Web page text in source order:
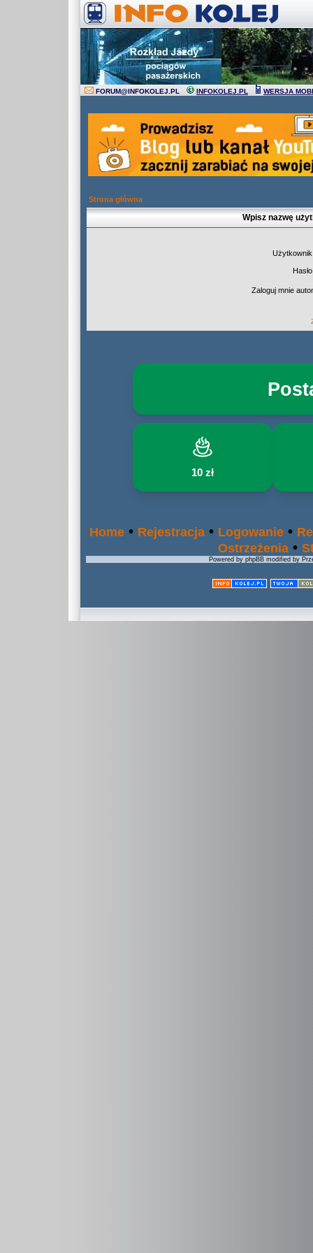
FORUM@INFOKOLEJ.PL INFOKOLEJ.PL WERSJA
Strona główna
Wpisz nazwę
Zaloguj mnie
10 zł
Home • Rejestracja • Logowanie •
Ostrzeżenia •
Powered by phpBB modified by